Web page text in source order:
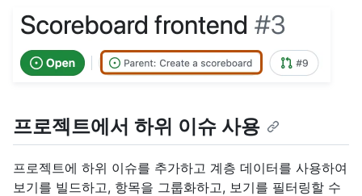
프로젝트에서 하위 이슈 사용
프로젝트에 하위 이슈를 추가하고 계층 데이터를 사용하여
보기를 빌드하고, 항목을 그룹화하고, 보기를 필터링할 수